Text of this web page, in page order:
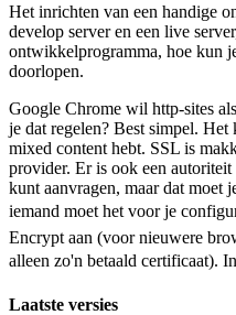
Het inrichten van een handige
develop server en een live
ontwikkelprogramma, hoe kun
doorlopen.
Google Chrome wil http-sites
je dat regelen? Best simpel.
mixed content hebt. SSL is
provider. Er is ook een
kunt aanvragen, maar dat moet
iemand moet het voor je
Encrypt aan (voor nieuwere
alleen zo'n betaald certificaat).
Laatste versies